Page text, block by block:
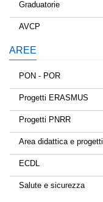
Graduatorie
AVCP
AREE
PON - POR
Tessere la rete
Estate a scuola
Scuola d'estate
Progetti ERASMUS
Progetti PNRR
Area didattica e progetti
ECDL
Salute e sicurezza